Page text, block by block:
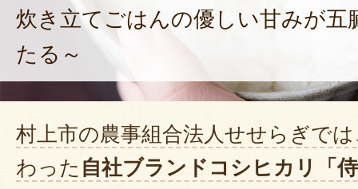
炊き立てごはんの優しい甘みが五
たる～
村上市の農事組合法人せせらぎで
わった 自社ブランドコシヒカリ「